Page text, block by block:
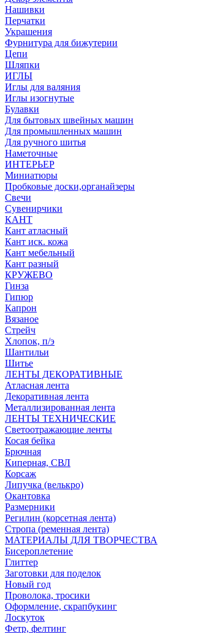
Нашивки
Перчатки
Украшения
Фурнитура для бижутерии
Цепи
Шляпки
ИГЛЫ
Иглы для валяния
Иглы изогнутые
Булавки
Для бытовых швейных машин
Для промышленных машин
Для ручного шитья
Наметочные
ИНТЕРЬЕР
Миниатюры
Пробковые доски,органайзеры
Свечи
Сувенирчики
КАНТ
Кант атласный
Кант иск. кожа
Кант мебельный
Кант разный
КРУЖЕВО
Гинза
Гипюр
Капрон
Вязаное
Стрейч
Хлопок, п/э
Шантильи
Шитье
ЛЕНТЫ ДЕКОРАТИВНЫЕ
Атласная лента
Декоративная лента
Металлизированная лента
ЛЕНТЫ ТЕХНИЧЕСКИЕ
Светоотражающие ленты
Косая бейка
Брючная
Киперная, СВЛ
Корсаж
Липучка (велькро)
Окантовка
Размерники
Регилин (корсетная лента)
Стропа (ременная лента)
МАТЕРИАЛЫ ДЛЯ ТВОРЧЕСТВА
Бисероплетение
Глиттер
Заготовки для поделок
Новый год
Проволока, тросики
Оформление, скрапбукинг
Лоскуток
Фетр, фелтинг